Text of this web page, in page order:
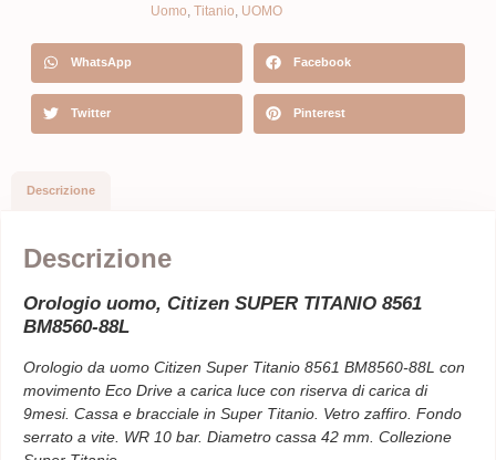
Uomo Titanio UOMO
WhatsApp Facebook
Twitter Pinterest
Descrizione
Descrizione
Orologio uomo, Citizen SUPER TITANIO 8561
BM8560-88L
Orologio da uomo Citizen Super Titanio 8561 BM8560-88L con
movimento Eco Drive a carica luce con riserva di carica di
9mesi. Cassa e bracciale in Super Titanio. Vetro zaffiro. Fondo
serrato a vite. WR 10 bar. Diametro cassa 42 mm. Collezione